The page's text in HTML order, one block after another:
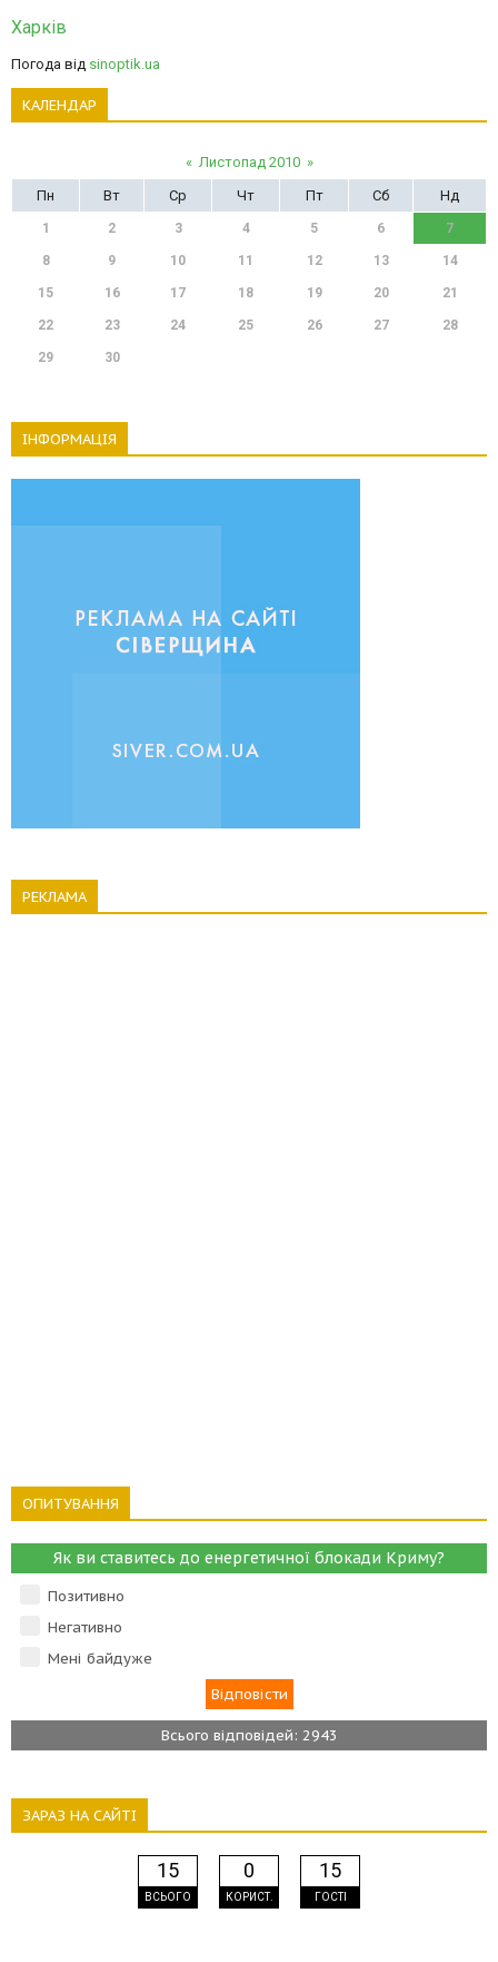
Харків
Погода від sinoptik.ua
КАЛЕНДАР
« Листопад 2010 »
Пн
Вт Ср Чт Пт Сб Нд
1 2 3 4 5 6 7
8 9 10 11 12 13 14
15 16 17 18 19 20 21
22 23 24 25 26 27 28
29 30
ІНФОРМАЦІЯ
РЕКЛАМА
ОПИТУВАННЯ
Як ви ставитесь до енергетичної блокади Криму?
Позитивно
Негативно
Мені байдуже
Всього відповідей: 2943
ЗАРАЗ НА САЙТІ
15
ВСЬОГО
0
КОРИСТ.
15
ГОСТІ